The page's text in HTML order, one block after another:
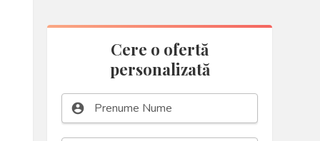
Cere o ofertă
personalizată
account_circle